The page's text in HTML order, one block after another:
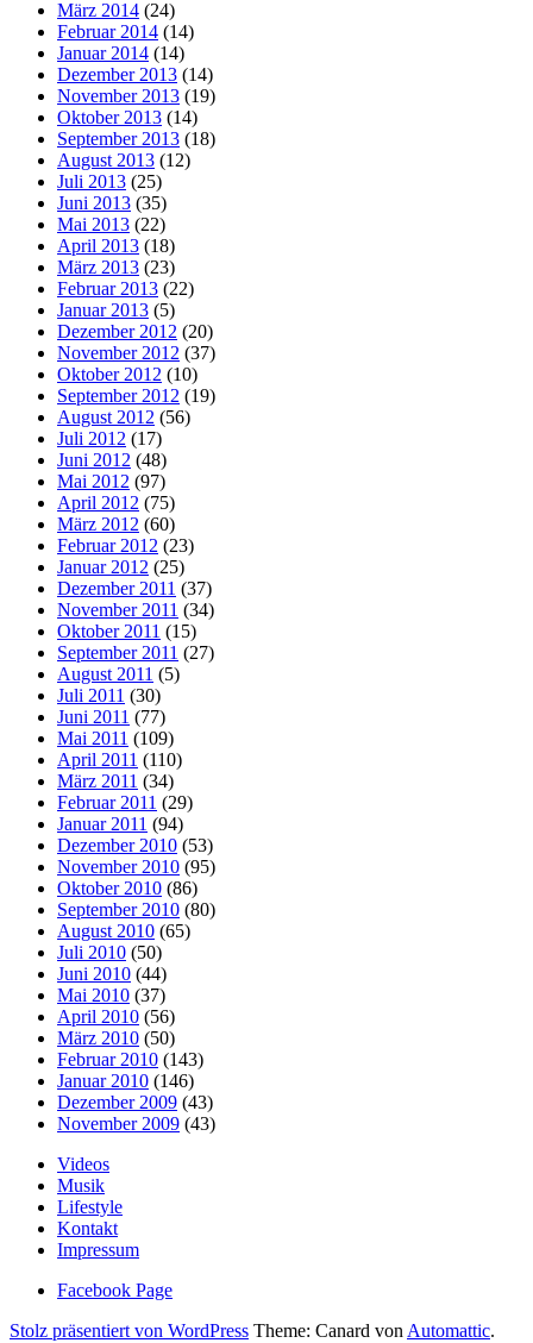
März 2014 (24)
Februar 2014 (14)
Januar 2014 (14)
Dezember 2013 (14)
November 2013 (19)
Oktober 2013 (14)
September 2013 (18)
August 2013 (12)
Juli 2013 (25)
Juni 2013 (35)
Mai 2013 (22)
April 2013 (18)
März 2013 (23)
Februar 2013 (22)
Januar 2013 (5)
Dezember 2012 (20)
November 2012 (37)
Oktober 2012 (10)
September 2012 (19)
August 2012 (56)
Juli 2012 (17)
Juni 2012 (48)
Mai 2012 (97)
April 2012 (75)
März 2012 (60)
Februar 2012 (23)
Januar 2012 (25)
Dezember 2011 (37)
November 2011 (34)
Oktober 2011 (15)
September 2011 (27)
August 2011 (5)
Juli 2011 (30)
Juni 2011 (77)
Mai 2011 (109)
April 2011 (110)
März 2011 (34)
Februar 2011 (29)
Januar 2011 (94)
Dezember 2010 (53)
November 2010 (95)
Oktober 2010 (86)
September 2010 (80)
August 2010 (65)
Juli 2010 (50)
Juni 2010 (44)
Mai 2010 (37)
April 2010 (56)
März 2010 (50)
Februar 2010 (143)
Januar 2010 (146)
Dezember 2009 (43)
November 2009 (43)
Videos
Musik
Lifestyle
Kontakt
Impressum
Facebook Page
Stolz präsentiert von WordPress Theme: Canard von Automattic.